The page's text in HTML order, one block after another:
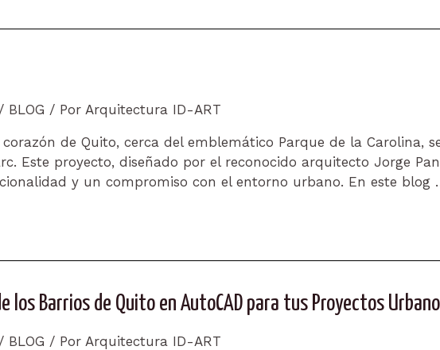
/ BLOG / Por Arquitectura ID-ART
de Quito, cerca del emblemático Parque de la Carolina,
Este proyecto, diseñado por el reconocido arquitecto Jorge
y un compromiso con el entorno urbano. En este blog
los Barrios de Quito en AutoCAD para tus Proyectos
/ BLOG / Por Arquitectura ID-ART